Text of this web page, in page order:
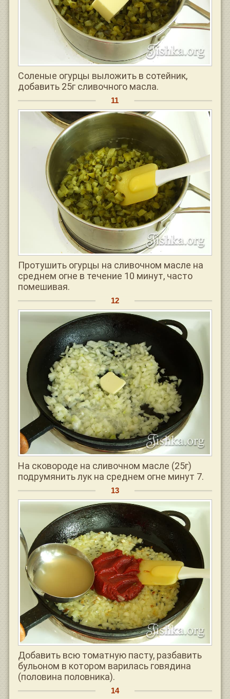
Соленые огурцы выложить в сотейник,
добавить 25г сливочного масла.
Протушить огурцы на сливочном масле на
среднем огне в течение 10 минут, часто
помешивая.
На сковороде на сливочном масле (25г)
подрумянить лук на среднем огне минут 7.
Добавить всю томатную пасту, разбавить
бульоном в котором варилась говядина
(половина половника).